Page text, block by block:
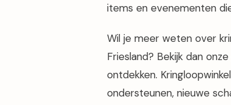
items en evenementen
Wil je meer weten over
Friesland? Bekijk dan onze
ontdekken.
ondersteunen, nieuwe